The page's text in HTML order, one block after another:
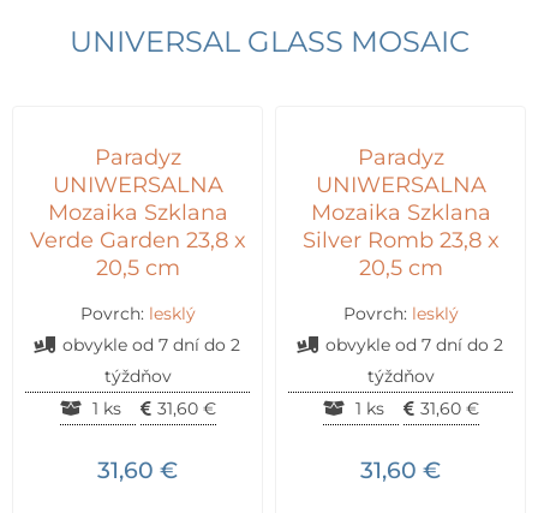
UNIVERSAL GLASS MOSAIC
Paradyz
UNIWERSALNA
Mozaika Szklana
Verde Garden 23,8 x
20,5 cm
Povrch: lesklý
obvykle od 7 dní do 2
týždňov
1 ks
31,60 €
31,60 €
Paradyz
UNIWERSALNA
Mozaika Szklana
Silver Romb 23,8 x
20,5 cm
Povrch: lesklý
obvykle od 7 dní do 2
týždňov
1 ks
31,60 €
31,60 €